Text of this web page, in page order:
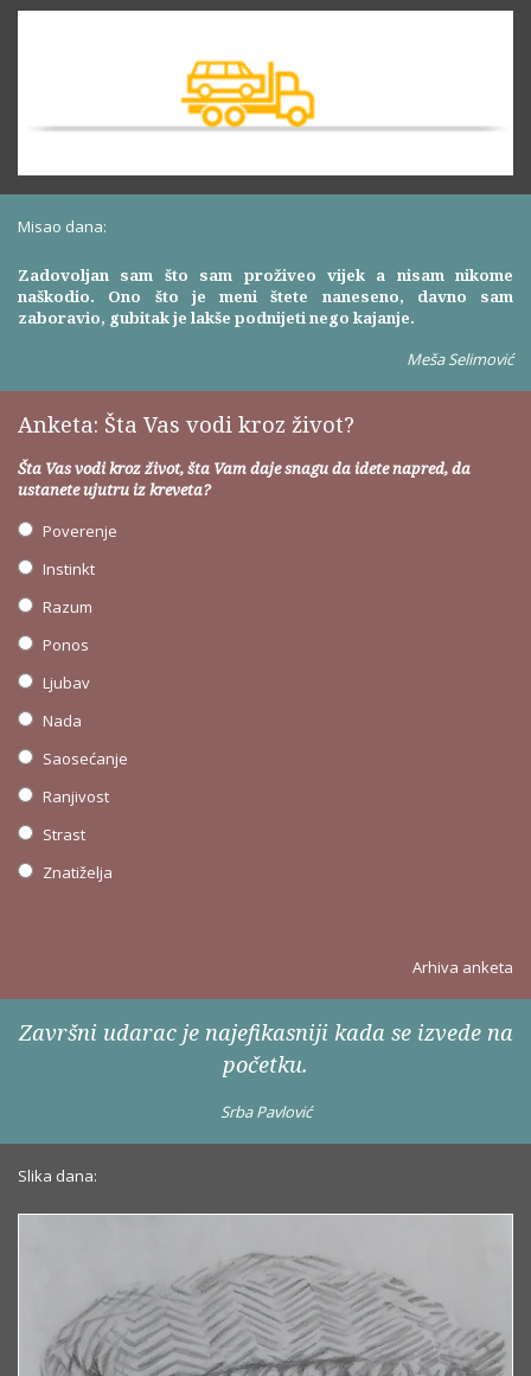
Misao dana:
Zadovoljan sam što sam proživeo vijek a nisam nikome
naškodio. Ono što je meni štete naneseno, davno sam
zaboravio, gubitak je lakše podnijeti nego kajanje.
Meša Selimović
Anketa: Šta Vas vodi kroz život?
Šta Vas vodi kroz život, šta Vam daje snagu da idete napred, da
ustanete ujutru iz kreveta?
Poverenje
Instinkt
Razum
Ponos
Ljubav
Nada
Saosećanje
Ranjivost
Strast
Znatiželja
Arhiva anketa
Završni udarac je najefikasniji kada se izvede na
početku.
Srba Pavlović
Slika dana: